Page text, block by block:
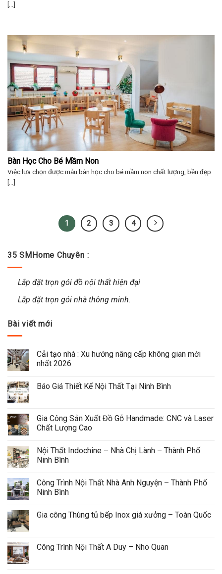
[...]
Bàn Học Cho Bé Mầm Non
Việc lựa chọn được mẫu bàn học cho bé mầm non chất lượng, bền đẹp
[...]
1 2 3 4
35 SMHome Chuyên :
Lắp đặt trọn gói đồ nội thất hiện đại
Lắp đặt trọn gói nhà thông minh.
Bài viết mới
Cải tạo nhà : Xu hướng nâng cấp không gian mới
nhất 2026
Báo Giá Thiết Kế Nội Thất Tại Ninh Bình
Gia Công Sản Xuất Đồ Gỗ Handmade: CNC và Laser
Chất Lượng Cao
Nội Thất Indochine – Nhà Chị Lành – Thành Phố
Ninh Bình
Công Trình Nội Thất Nhà Anh Nguyện – Thành Phố
Ninh Bình
Gia công Thùng tủ bếp Inox giá xưởng – Toàn Quốc
Công Trình Nội Thất A Duy – Nho Quan